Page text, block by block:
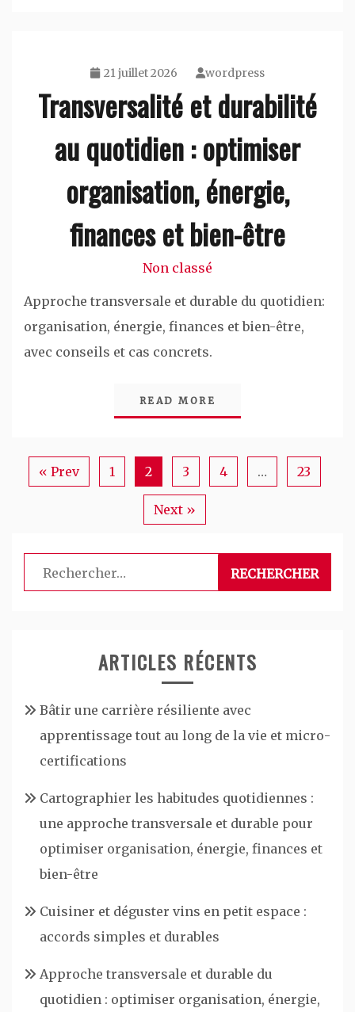
21 juillet 2026 wordpress
Transversalité et durabilité
au quotidien : optimiser
organisation, énergie,
finances et bien-être
Non classé
Approche transversale et durable du quotidien:
organisation, énergie, finances et bien-être,
avec conseils et cas concrets.
READ MORE
« Prev 1 2 3 4 … 23
Next »
Rechercher :
ARTICLES RÉCENTS
Bâtir une carrière résiliente avec
apprentissage tout au long de la vie et micro-
certifications
Cartographier les habitudes quotidiennes :
une approche transversale et durable pour
optimiser organisation, énergie, finances et
bien-être
Cuisiner et déguster vins en petit espace :
accords simples et durables
Approche transversale et durable du
quotidien : optimiser organisation, énergie,